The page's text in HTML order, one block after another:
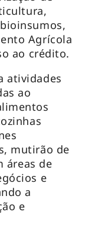
Agrícola
ao crédito.
atividades
ao
mutirão de
áreas de
e
a
e